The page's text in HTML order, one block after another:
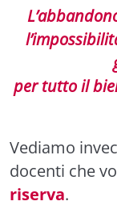
per tutto il
Vediamo
docenti che
riserva.